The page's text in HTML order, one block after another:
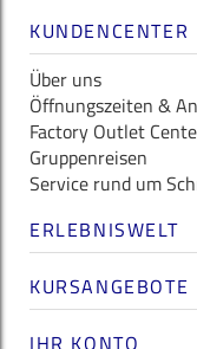
KUNDENCENTER
Über uns
Öffnungszeiten &
Factory Outlet
Gruppenreisen
Service rund um
ERLEBNISWELT
KURSANGEBOTE
IHR KONTO